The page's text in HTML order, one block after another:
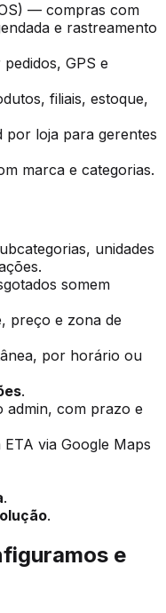
— compras com
e rastreamento
GPS e
filiais, estoque,
loja para gerentes
marca e categorias.
unidades
somem
preço e zona de
por horário ou
.
com prazo e
ETA via Google Maps
.
.
e